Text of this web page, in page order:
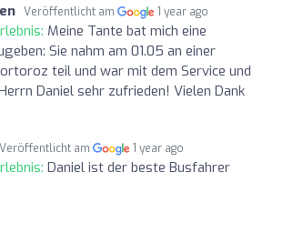
Veröffentlicht am 1 year ago
Meine Tante bat mich eine
Sie nahm am 01.05 an einer
teil und war mit dem Service und
Daniel sehr zufrieden! Vielen Dank
Veröffentlicht am 1 year ago
Daniel ist der beste Busfahrer